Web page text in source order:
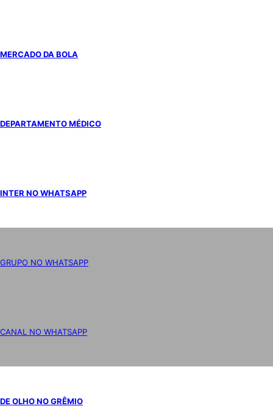
MERCADO DA BOLA
DEPARTAMENTO MÉDICO
INTER NO WHATSAPP
GRUPO NO WHATSAPP
CANAL NO WHATSAPP
DE OLHO NO GRÊMIO